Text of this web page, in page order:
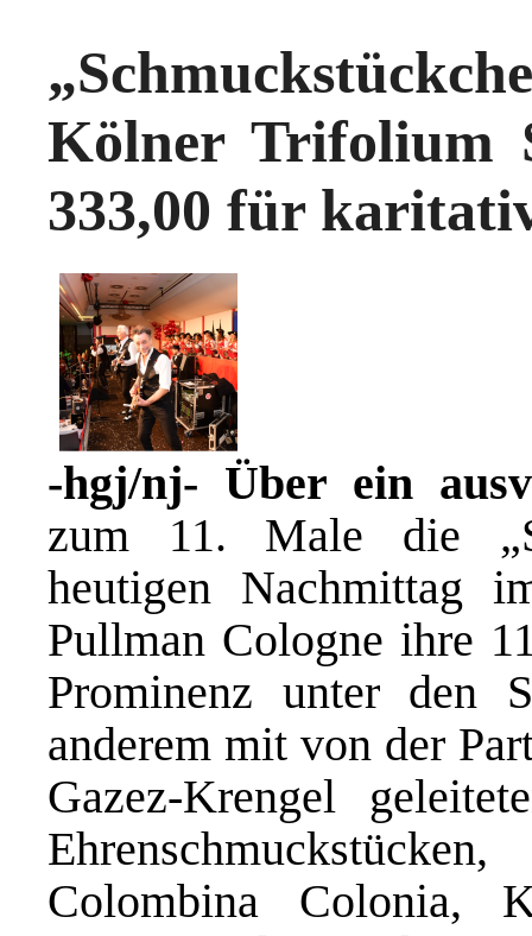
Kölner Trifolium
333,00 für
-hgj/nj- Über ein
zum 11. Male die
heutigen Nachmittag
Pullman Cologne ihre
Prominenz unter den
anderem mit von der
Gazez-Krengel
Colombina Colonia,